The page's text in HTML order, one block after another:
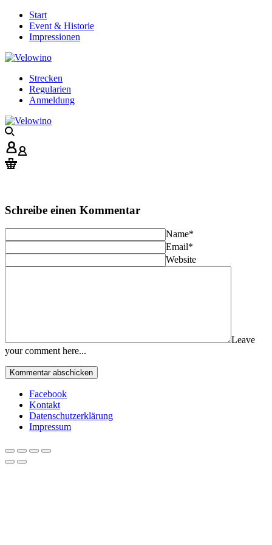
Start
Event & Historie
Impressionen
Strecken
Regularien
Anmeldung
Schreibe einen Kommentar
Name*
Email*
Website
Leave
your comment here...
Facebook
Kontakt
Datenschutzerklärung
Impressum